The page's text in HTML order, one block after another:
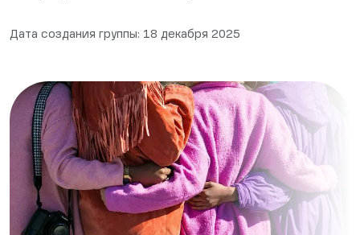
Дата создания группы: 18 декабря 2025